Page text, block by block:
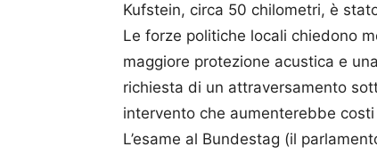
Kufstein, circa 50 chilometri, è
Le forze politiche locali chiedono
maggiore protezione acustica e
richiesta di un attraversamento
intervento che aumenterebbe
L’esame al Bundestag (il